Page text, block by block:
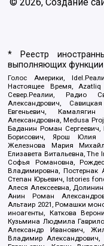
* Реестр
выполняющих функции
Голос Америки,
Настоящее Время, Azatliq
Север.Реалии, Радио
Александрович,
Евгеньевич,
Александровна, Medusa
Баданин Роман
Борисович, Ярош Юлия
Железнова Мария
Елизавета Витальевна,
Софья Романовна,
Владимировна, Постернак
Степан Юрьевич, Istories
Алеся Алексеевна,
Анин Роман
Альтаир 2021, Ромашки
иноагенты, Каткова
Кузьмина Людмила
Александр Иванович,
Владимир Александрович,